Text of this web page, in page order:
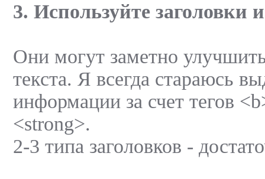
3. Используйте заголовки
Они могут заметно
текста. Я всегда стараюсь
информации за счет тегов
<strong>.
2-3 типа заголовков -